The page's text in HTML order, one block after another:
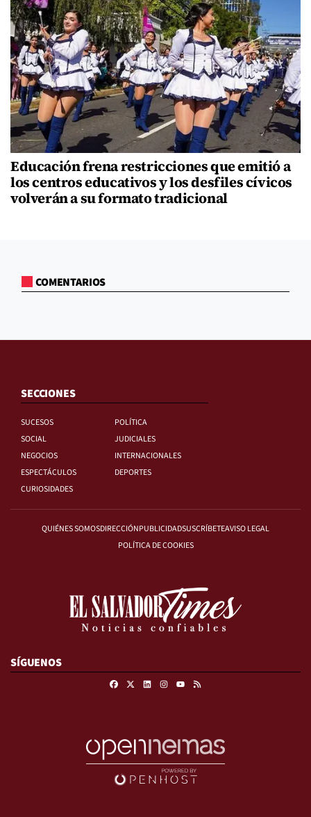
Educación frena restricciones que emitió a
los centros educativos y los desfiles cívicos
volverán a su formato tradicional
COMENTARIOS
SECCIONES
SUCESOS
POLÍTICA
SOCIAL
JUDICIALES
NEGOCIOS
INTERNACIONALES
ESPECTÁCULOS
DEPORTES
CURIOSIDADES
QUIÉNES SOMOSDIRECCIÓNPUBLICIDADSUSCRÍBETEAVISO LEGAL
POLÍTICA DE COOKIES
SÍGUENOS
FacebookLinkedinInstagram